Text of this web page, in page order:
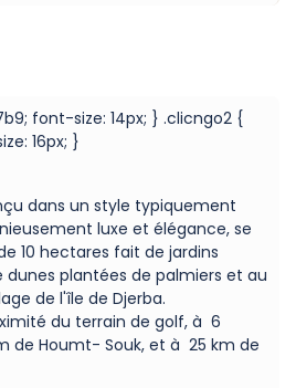
font-size: 14px; } .clicngo2 {
16px; }
dans un style typiquement
luxe et élégance, se
10 hectares fait de jardins
dunes plantées de palmiers et au
de l'île de Djerba.
du terrain de golf, à 6
de Houmt- Souk, et à 25 km de